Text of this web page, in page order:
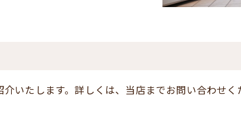
いたします。詳しくは、当店までお問い合わせく